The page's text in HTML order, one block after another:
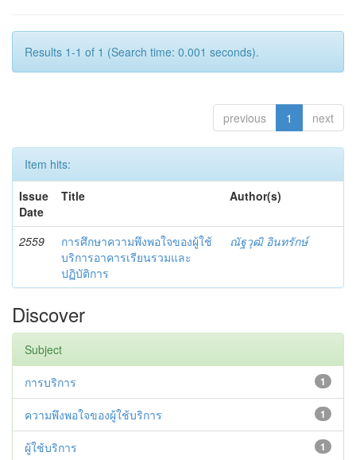
Results 1-1 of 1 (Search time: 0.001 seconds).
previous 1 next
Item hits:
Issue
Date
Title Author(s)
2559
การศึกษาความพึงพอใจของผู้ใช้
บริการอาคารเรียนรวมและ
ปฏิบัติการ
ณัฐวุฒิ อินทรักษ์
Discover
Subject
1
การบริการ
1
ความพึงพอใจของผู้ใช้บริการ
1
ผู้ใช้บริการ